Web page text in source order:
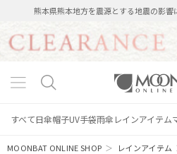
熊本県熊本地方を震源とする地震の影
すべて日傘帽子UV手袋雨傘 レインアイテム
MOONBAT ONLINE SHOP ＞ レインアイテム